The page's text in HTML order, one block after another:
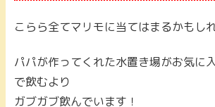
こらら全てマリモに当てはまるかもし
パパが作ってくれた水置き場がお気に
で飲むより
ガブガブ飲んでいます！